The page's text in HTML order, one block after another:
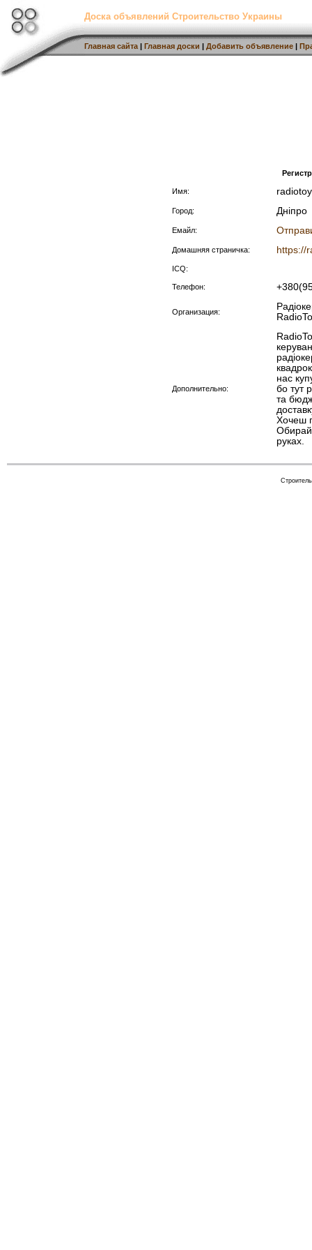
Доска объявлений Строительство Украины
Главная сайта | Главная доски | Добавить объявление |
Имя:
Город: Дніпро
Емайл:
Домашняя страничка: https://
ICQ:
Телефон:
Организация:
Дополнительно:
нас
бо тут
та
Хочеш
Обирай
руках.